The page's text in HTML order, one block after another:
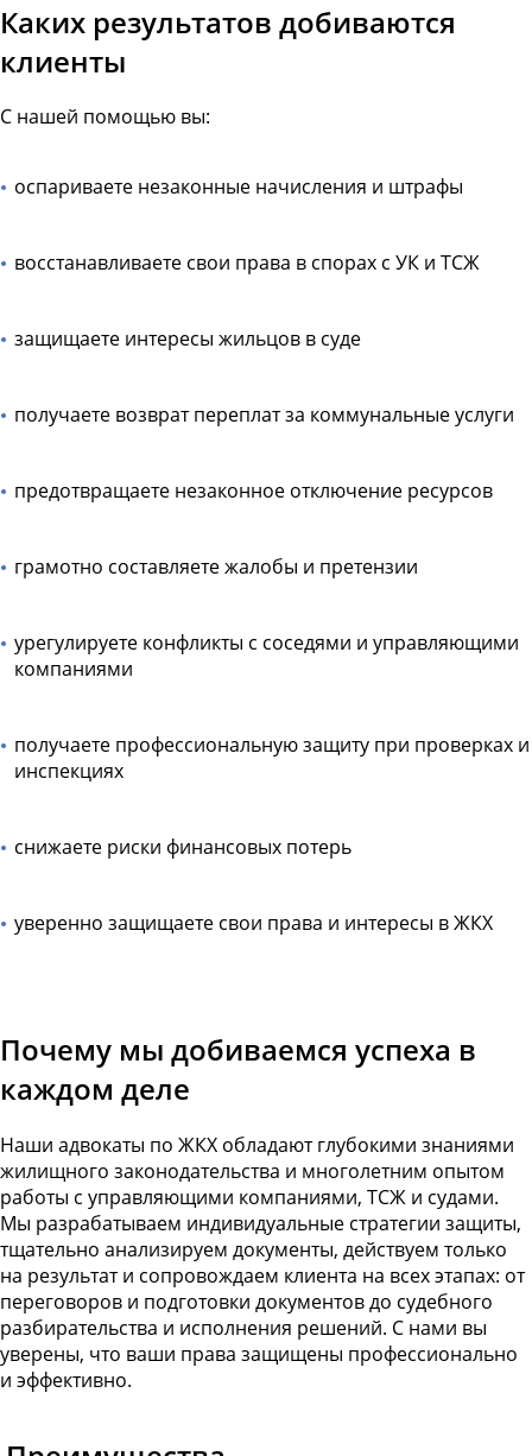
Каких результатов добиваются
клиенты
С нашей помощью вы:
оспариваете незаконные начисления и штрафы
восстанавливаете свои права в спорах с УК и ТСЖ
защищаете интересы жильцов в суде
получаете возврат переплат за коммунальные услуги
предотвращаете незаконное отключение ресурсов
грамотно составляете жалобы и претензии
урегулируете конфликты с соседями и управляющими
компаниями
получаете профессиональную защиту при проверках и
инспекциях
снижаете риски финансовых потерь
уверенно защищаете свои права и интересы в ЖКХ
Почему мы добиваемся успеха в
каждом деле
Наши адвокаты по ЖКХ обладают глубокими знаниями
жилищного законодательства и многолетним опытом
работы с управляющими компаниями, ТСЖ и судами.
Мы разрабатываем индивидуальные стратегии защиты,
тщательно анализируем документы, действуем только
на результат и сопровождаем клиента на всех этапах: от
переговоров и подготовки документов до судебного
разбирательства и исполнения решений. С нами вы
уверены, что ваши права защищены профессионально
и эффективно.